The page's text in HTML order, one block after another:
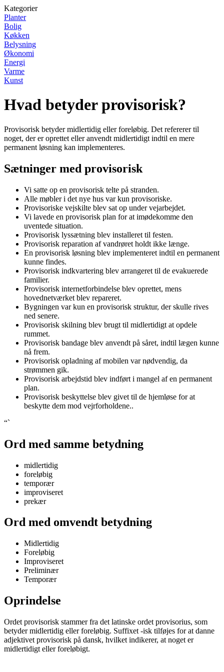
Kategorier
Planter
Bolig
Køkken
Belysning
Økonomi
Energi
Varme
Kunst
Hvad betyder provisorisk?
Provisorisk betyder midlertidig eller foreløbig. Det refererer til
noget, der er oprettet eller anvendt midlertidigt indtil en mere
permanent løsning kan implementeres.
Sætninger med provisorisk
Vi satte op en provisorisk telte på stranden.
Alle møbler i det nye hus var kun provisoriske.
Provisoriske vejskilte blev sat op under vejarbejdet.
Vi lavede en provisorisk plan for at imødekomme den
uventede situation.
Provisorisk lyssætning blev installeret til festen.
Provisorisk reparation af vandrøret holdt ikke længe.
En provisorisk løsning blev implementeret indtil en permanent
kunne findes.
Provisorisk indkvartering blev arrangeret til de evakuerede
familier.
Provisorisk internetforbindelse blev oprettet, mens
hovednetværket blev repareret.
Bygningen var kun en provisorisk struktur, der skulle rives
ned senere.
Provisorisk skilning blev brugt til midlertidigt at opdele
rummet.
Provisorisk bandage blev anvendt på såret, indtil lægen kunne
nå frem.
Provisorisk opladning af mobilen var nødvendig, da
strømmen gik.
Provisorisk arbejdstid blev indført i mangel af en permanent
plan.
Provisorisk beskyttelse blev givet til de hjemløse for at
beskytte dem mod vejrforholdene..
“`
Ord med samme betydning
midlertidig
foreløbig
temporær
improviseret
prekær
Ord med omvendt betydning
Midlertidig
Foreløbig
Improviseret
Preliminær
Temporær
Oprindelse
Ordet provisorisk stammer fra det latinske ordet provisorius, som
betyder midlertidig eller foreløbig. Suffixet -isk tilføjes for at danne
adjektivet provisorisk på dansk, hvilket indikerer, at noget er
midlertidigt eller foreløbigt.